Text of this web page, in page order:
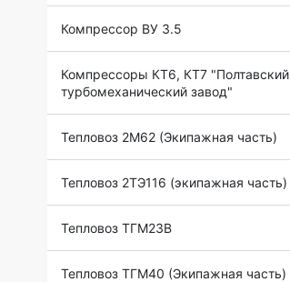
Компрессор ВУ 3.5
Компрессоры КТ6, КТ7 "Полтавский
турбомеханический завод"
Тепловоз 2М62 (Экипажная часть)
Тепловоз 2ТЭ116 (экипажная часть)
Тепловоз ТГМ23В
Тепловоз ТГМ40 (Экипажная часть)